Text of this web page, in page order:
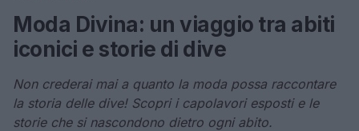
Moda Divina: un viaggio tra abiti
iconici e storie di dive
Non crederai mai a quanto la moda possa raccontare
la storia delle dive! Scopri i capolavori esposti e le
storie che si nascondono dietro ogni abito.